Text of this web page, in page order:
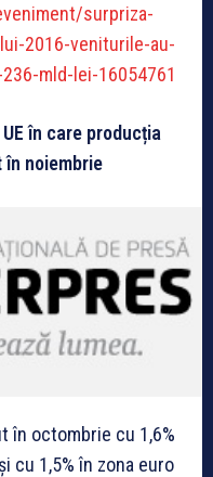
surpriza-
2016-veniturile-au-
mld-lei-16054761
în care producția
noiembrie
în octombrie cu 1,6%
cu 1,5% în zona euro